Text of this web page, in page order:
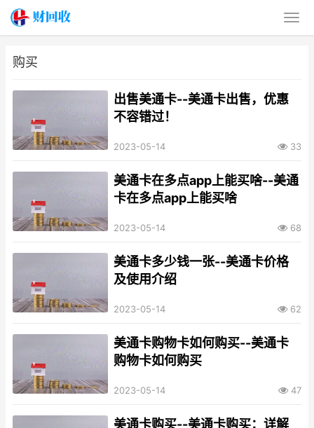
购买
出售美通卡--美通卡出售，优惠
不容错过！
2023-05-14 33
美通卡在多点app上能买啥--美通
卡在多点app上能买啥
2023-05-14 68
美通卡多少钱一张--美通卡价格
及使用介绍
2023-05-14 62
美通卡购物卡如何购买--美通卡
购物卡如何购买
2023-05-14 47
美通卡购买--美通卡购买：详解